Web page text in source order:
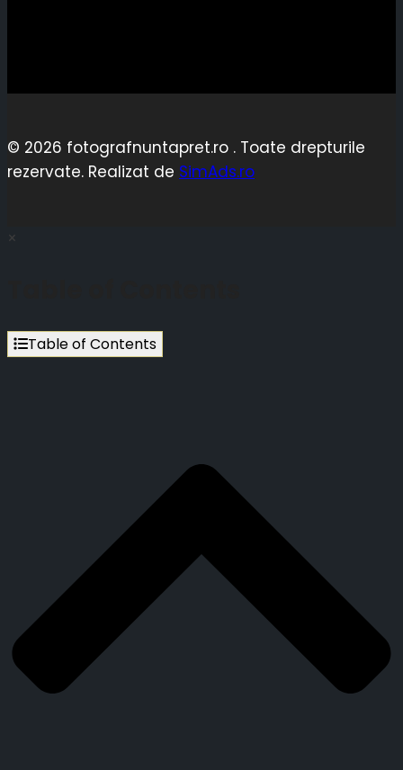
© 2026 fotografnuntapret.ro . Toate drepturile
rezervate. Realizat de SimAds.ro
×
Table of Contents